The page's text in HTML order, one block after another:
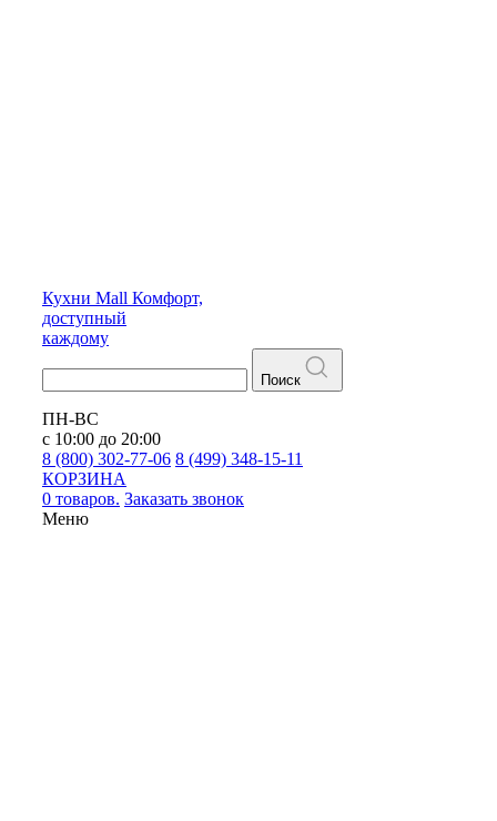
Кухни Mall Комфорт,
доступный
каждому
Поиск
ПН-ВС
с 10:00 до 20:00
8 (800) 302-77-06 8 (499) 348-15-11
КОРЗИНА
0 товаров. Заказать звонок
Меню